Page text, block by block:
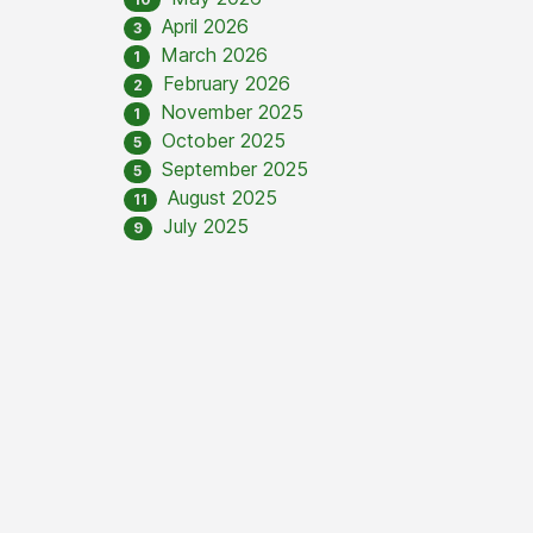
3 April 2026
1 March 2026
2 February 2026
1 November 2025
5 October 2025
5 September 2025
11 August 2025
9 July 2025